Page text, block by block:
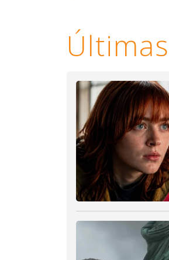
Últimas